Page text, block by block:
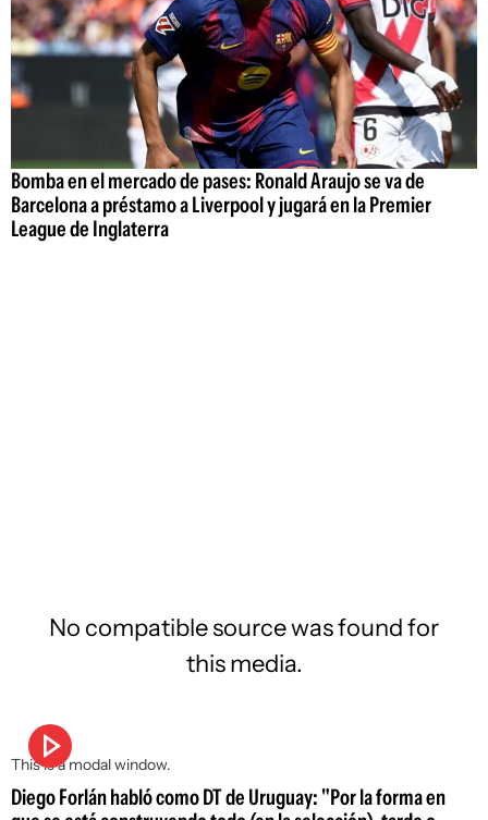
Bomba en el mercado de pases: Ronald Araujo se va de
Barcelona a préstamo a Liverpool y jugará en la Premier
League de Inglaterra
This is a modal window.
No compatible source was found for
this media.
Diego Forlán habló como DT de Uruguay: "Por la forma en